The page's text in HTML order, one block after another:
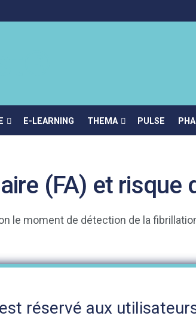
E-LEARNING THEMA PULSE
(FA) et risque
réservé aux